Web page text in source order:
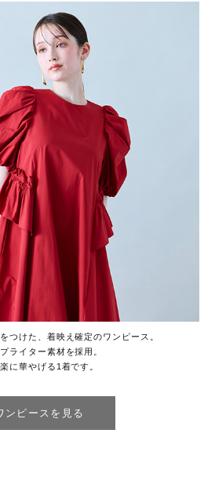
つけた、着映え確定のワンピース。
ライター素材を採用。
に華やげる1着です。
ンピースを見る